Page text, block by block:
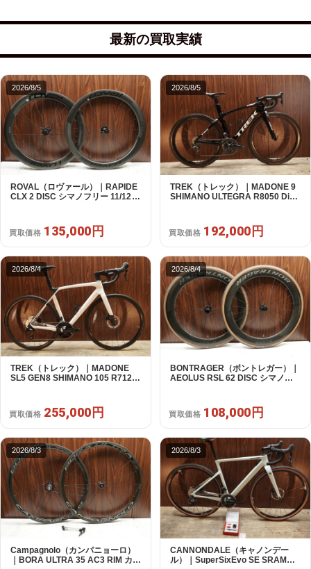
最新の買取実績
2026/8/5
ROVAL（ロヴァール）｜RAPIDE
CLX 2 DISC シマノフリー 11/12s
買取価格 135,000円
2026/8/5
TREK（トレック）｜MADONE 9
SHIMANO ULTEGRA R8050 Di2
買取価格 192,000円
2026/8/4
TREK（トレック）｜MADONE
SL5 GEN8 SHIMANO 105 R7120
買取価格 255,000円
2026/8/4
BONTRAGER（ボントレガー）｜
AEOLUS RSL 62 DISC シマノフ
買取価格 108,000円
2026/8/3
Campagnolo（カンパニョーロ）
｜BORA ULTRA 35 AC3 RIM カン
2026/8/3
CANNONDALE（キャノンデー
ル）｜SuperSixEvo SE SRAM